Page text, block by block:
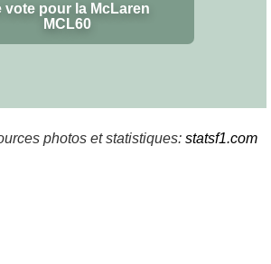
vote pour la McLaren
MCL60
photos et statistiques: statsf1.com